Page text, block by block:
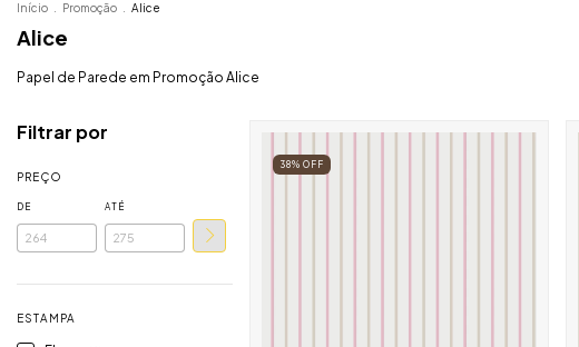
Início Promoção Alice
Alice
Papel de Parede em Promoção Alice
Filtrar por
PREÇO
DE ATÉ
ESTAMPA
38% OFF